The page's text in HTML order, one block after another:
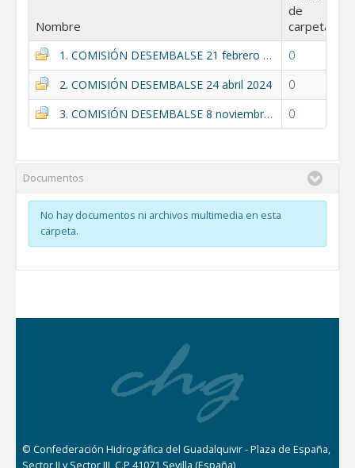
Nombre
de
carpetas
1. COMISIÓN DESEMBALSE 21 febrero 2024 0
2. COMISIÓN DESEMBALSE 24 abril 2024
0
3. COMISIÓN DESEMBALSE 8 noviembre 2024
0
Documentos
No hay documentos ni archivos multimedia en esta
carpeta.
© Confederación Hidrográfica del Guadalquivir - Plaza de España,
Sector II y Sector III, C.P 41071 Sevilla (España)